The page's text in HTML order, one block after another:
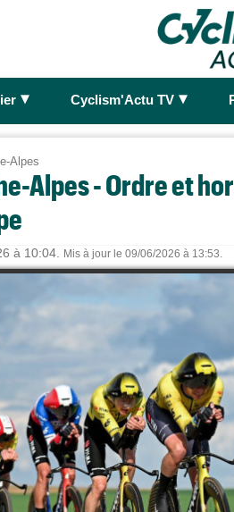
► Cyclism'Actu TV ►
Alpes
Alpes - Ordre et
à 10:04. Mis à jour le 09/06/2026 à 13:53.